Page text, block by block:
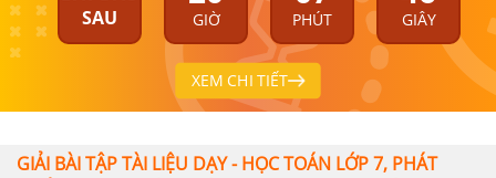
SAU
GIỜ PHÚT GIÂY
XEM CHI TIẾT
GIẢI BÀI TẬP TÀI LIỆU DẠY - HỌC TOÁN LỚP 7, PHÁT